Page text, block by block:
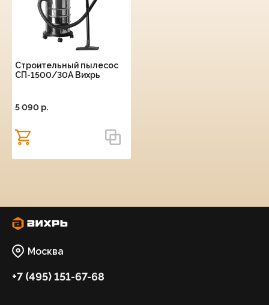
Строительный пылесос
СП-1500/30А Вихрь
5 090 p.
Москва
+7 (495) 151-67-68